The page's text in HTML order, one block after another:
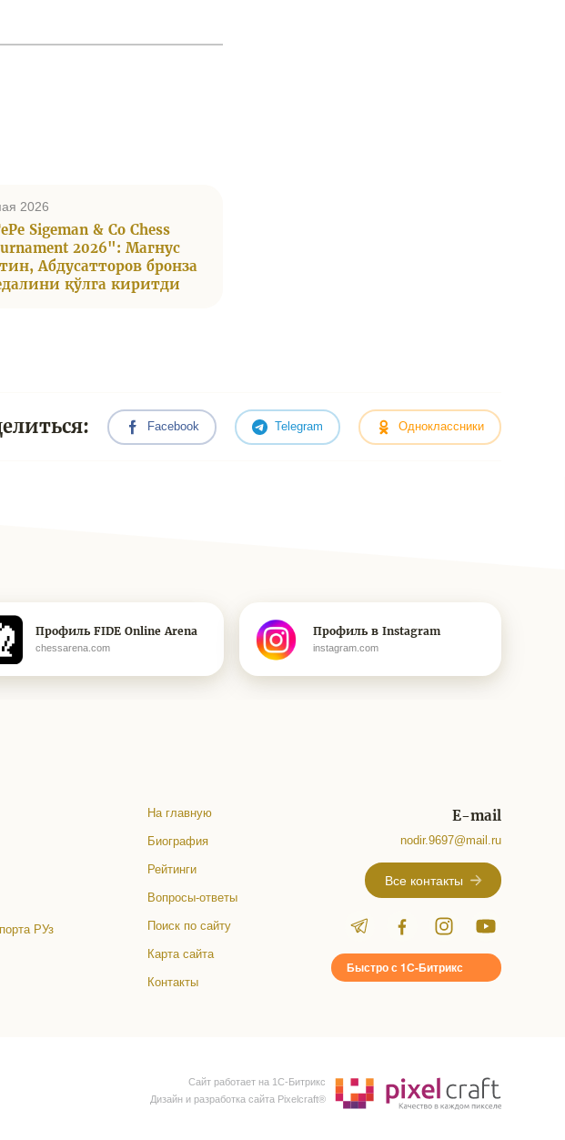
2026
Sigeman & Co Chess
2026": Магнус
Абдусатторов бронза
қўлга киритди
Facebook Telegram Одноклассники
Профиль FIDE Online Arena
chessarena.com
Профиль в Instagram
instagram.com
РУз
На главную
Биография
Рейтинги
Вопросы-ответы
Поиск по сайту
Карта сайта
Контакты
E-mail
nodir.9697@mail.ru
Все контакты
Быстро с 1С-Битрикс
Сайт работает на 1C-Битрикс
Дизайн и разработка сайта Pixelcraft®